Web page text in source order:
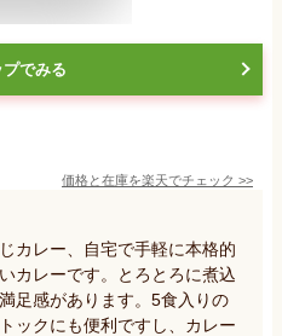
プでみる
価格と在庫を楽天でチェック >>
カレー、自宅で手軽に本格的
カレーです。とろとろに煮込
足感があります。5食入りの
ックにも便利ですし、カレー